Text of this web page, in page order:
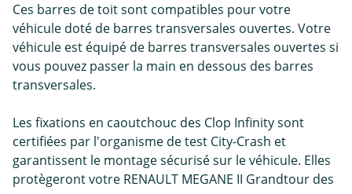
Ces barres de toit sont compatibles pour votre
véhicule doté de barres transversales ouvertes. Votre
véhicule est équipé de barres transversales ouvertes si
vous pouvez passer la main en dessous des barres
transversales.
Les fixations en caoutchouc des Clop Infinity sont
certifiées par l'organisme de test City-Crash et
garantissent le montage sécurisé sur le véhicule. Elles
protègeront votre RENAULT MEGANE II Grandtour des